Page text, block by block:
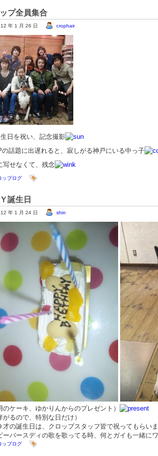
プ全員集合
年 1 月 26 日 crophair
日を祝い、記念撮影
の話題に出遅れると、寂しがる神戸にいる中っ子
写せなくて、残念
ップログ
誕生日
年 1 月 24 日 shin
のケーキ、ゆかりんからのプレゼント）
がるので、特別な日だけ）
才の誕生日は、クロップスタッフ皆で祝ってもらい
ーバースディの歌を歌ってる時、何とガイも一緒に
ップログ